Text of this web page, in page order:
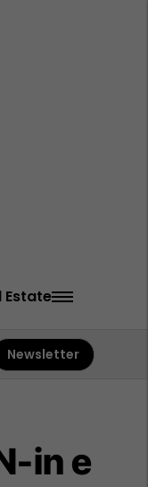
Estate
Newsletter
in e